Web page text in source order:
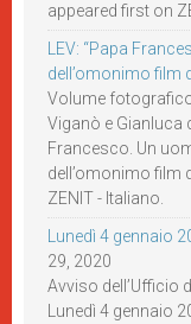
appeared first on
LEV: “Papa
dell’omonimo film
Volume
Viganò e Gianluca
Francesco. Un
dell’omonimo film
ZENIT - Italiano.
Lunedì 4 gennaio
29, 2020
Avviso dell’Ufficio
Lunedì 4 gennaio